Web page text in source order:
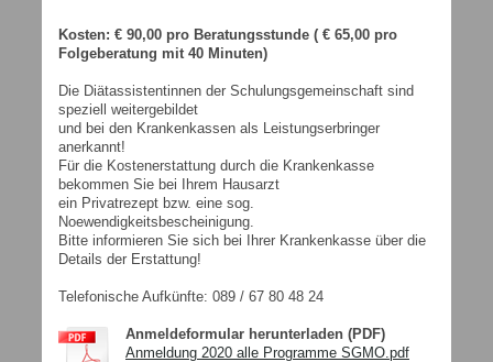
Kosten: € 90,00 pro Beratungsstunde ( € 65,00 pro
Folgeberatung mit 40 Minuten)
Die Diätassistentinnen der Schulungsgemeinschaft sind
speziell weitergebildet
und bei den Krankenkassen als Leistungserbringer
anerkannt!
Für die Kostenerstattung durch die Krankenkasse
bekommen Sie bei Ihrem Hausarzt
ein Privatrezept bzw. eine sog.
Noewendigkeitsbescheinigung.
Bitte informieren Sie sich bei Ihrer Krankenkasse über die
Details der Erstattung!
Telefonische Aufkünfte: 089 / 67 80 48 24
Anmeldeformular herunterladen (PDF)
Anmeldung 2020 alle Programme SGMO.pdf